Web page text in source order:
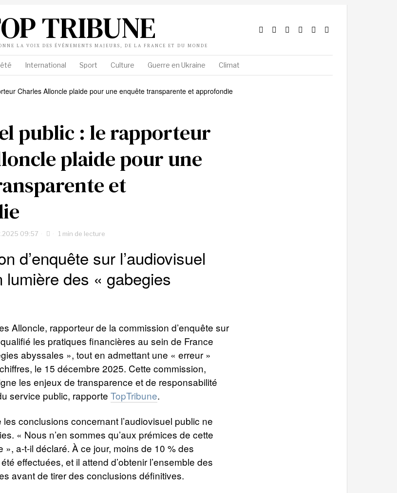
TRIBUNE
LA VOIX DES ÉVÉNEMENTS MAJEURS, DE LA FRANCE ET DU MONDE
International Sport Culture Guerre en Ukraine Climat
public : le rapporteur
plaide pour une
et
09:57 1 min de lecture
d’enquête sur l’audiovisuel
lumière des « gabegies
Alloncle, rapporteur de la commission d’enquête sur
les pratiques financières au sein de France
abyssales », tout en admettant une « erreur »
le 15 décembre 2025. Cette commission,
les enjeux de transparence et de responsabilité
service public, rapporte TopTribune.
conclusions concernant l’audiovisuel public ne
« Nous n’en sommes qu’aux prémices de cette
», a-t-il déclaré. À ce jour, moins de 10 % des
effectuées, et il attend d’obtenir l’ensemble des
avant de tirer des conclusions définitives.